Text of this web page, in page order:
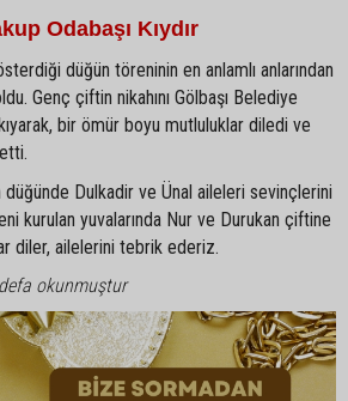
Odabaşı Kıydır
düğün töreninin en anlamlı anlarından
Genç çiftin nikahını Gölbaşı Belediye
bir ömür boyu mutluluklar diledi ve
düğünde Dulkadir ve Ünal aileleri sevinçlerini
kurulan yuvalarında Nur ve Durukan çiftine
diler, ailelerini tebrik ederiz.
okunmuştur